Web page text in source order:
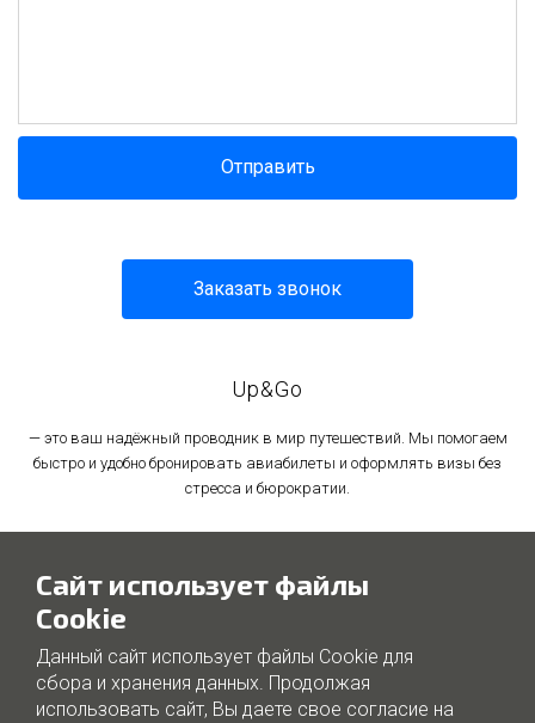
Отправить
Заказать звонок
Up&Go
— это ваш надёжный проводник в мир путешествий. Мы помогаем
быстро и удобно бронировать авиабилеты и оформлять визы без
стресса и бюрократии.
Политика использования файлов cookie
Сайт использует файлы
Cookie
Данный сайт использует файлы Cookie для
сбора и хранения данных. Продолжая
использовать сайт, Вы даете свое согласие на